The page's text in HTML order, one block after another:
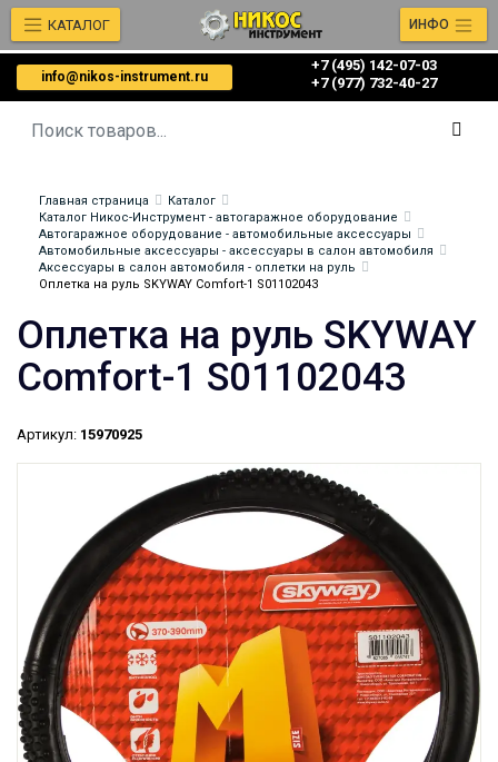
info@nikos-instrument.ru
+7 (495) 142-07-03
‎‎+7 (977) 732-40-27
КАТАЛОГ ИНФО
Главная страница
Каталог
Каталог Никос-Инструмент - автогаражное оборудование
Автогаражное оборудование - автомобильные аксессуары
Автомобильные аксессуары - аксессуары в салон автомобиля
Аксессуары в салон автомобиля - оплетки на руль
Оплетка на руль SKYWAY Comfort-1 S01102043
Оплетка на руль SKYWAY
Comfort-1 S01102043
Артикул: 15970925